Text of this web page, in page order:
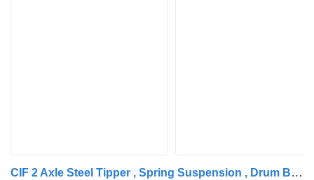
CIF 2 Axle Steel Tipper , Spring Suspension , Drum Brakes